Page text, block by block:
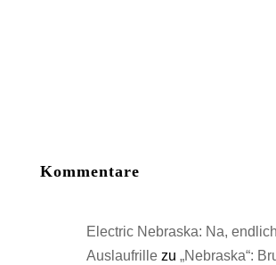
Kommentare
Electric Nebraska: Na, endlich!
Auslaufrillezu „Nebraska“: